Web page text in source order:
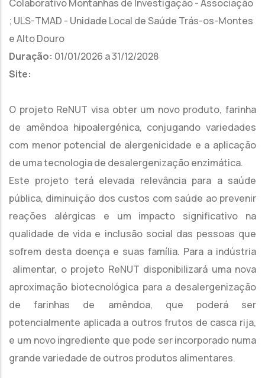
Colaborativo Montanhas de Investigação - Associação
; ULS-TMAD - Unidade Local de Saúde Trás-os-Montes
e Alto Douro
Duração: 01/01/2026 a 31/12/2028
Site:
O projeto ReNUT visa obter um novo produto, farinha
de amêndoa hipoalergénica, conjugando variedades
com menor potencial de alergenicidade e a aplicação
de uma tecnologia de desalergenização enzimática.
Este projeto terá elevada relevância para a saúde
pública, diminuição dos custos com saúde ao prevenir
reações alérgicas e um impacto significativo na
qualidade de vida e inclusão social das pessoas que
sofrem desta doença e suas família. Para a indústria
alimentar, o projeto ReNUT disponibilizará uma nova
aproximação biotecnológica para a desalergenização
de farinhas de amêndoa, que poderá ser
potencialmente aplicada a outros frutos de casca rija,
e um novo ingrediente que pode ser incorporado numa
grande variedade de outros produtos alimentares.